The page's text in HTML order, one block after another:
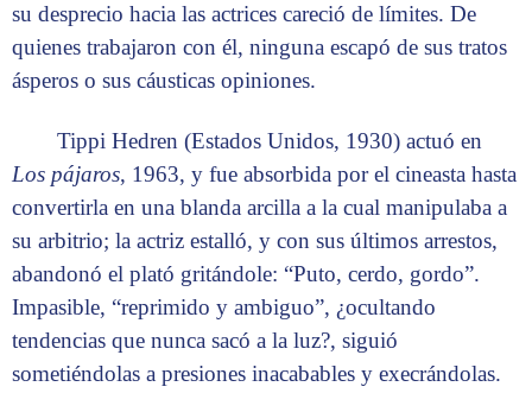
su desprecio hacia las actrices careció de límites. De
quienes trabajaron con él, ninguna escapó de sus tratos
ásperos o sus cáusticas opiniones.
Tippi Hedren (Estados Unidos, 1930) actuó en
Los pájaros, 1963, y fue absorbida por el cineasta hasta
convertirla en una blanda arcilla a la cual manipulaba a
su arbitrio; la actriz estalló, y con sus últimos arrestos,
abandonó el plató gritándole: “Puto, cerdo, gordo”.
Impasible, “reprimido y ambiguo”, ¿ocultando
tendencias que nunca sacó a la luz?, siguió
sometiéndolas a presiones inacabables y execrándolas.